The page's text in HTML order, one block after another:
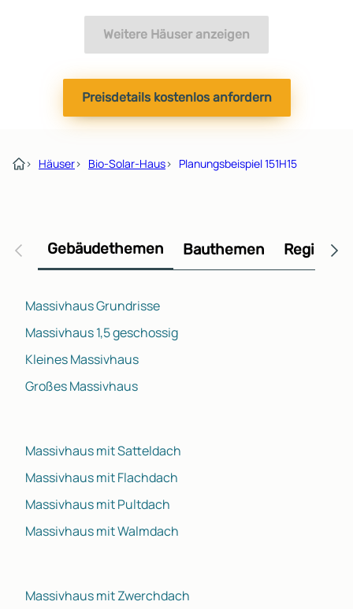
Weitere Häuser anzeigen
Preisdetails kostenlos anfordern
› Häuser› Bio-Solar-Haus› Planungsbeispiel 151H15
Gebäudethemen Bauthemen
Massivhaus Grundrisse
Massivhaus 1,5 geschossig
Kleines Massivhaus
Großes Massivhaus
Massivhaus mit Satteldach
Massivhaus mit Flachdach
Massivhaus mit Pultdach
Massivhaus mit Walmdach
Massivhaus mit Zwerchdach